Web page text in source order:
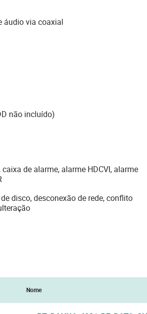
áudio via coaxial
não incluído)
de alarme, alarme HDCVI, alarme
disco, desconexão de rede, conflito
Nome